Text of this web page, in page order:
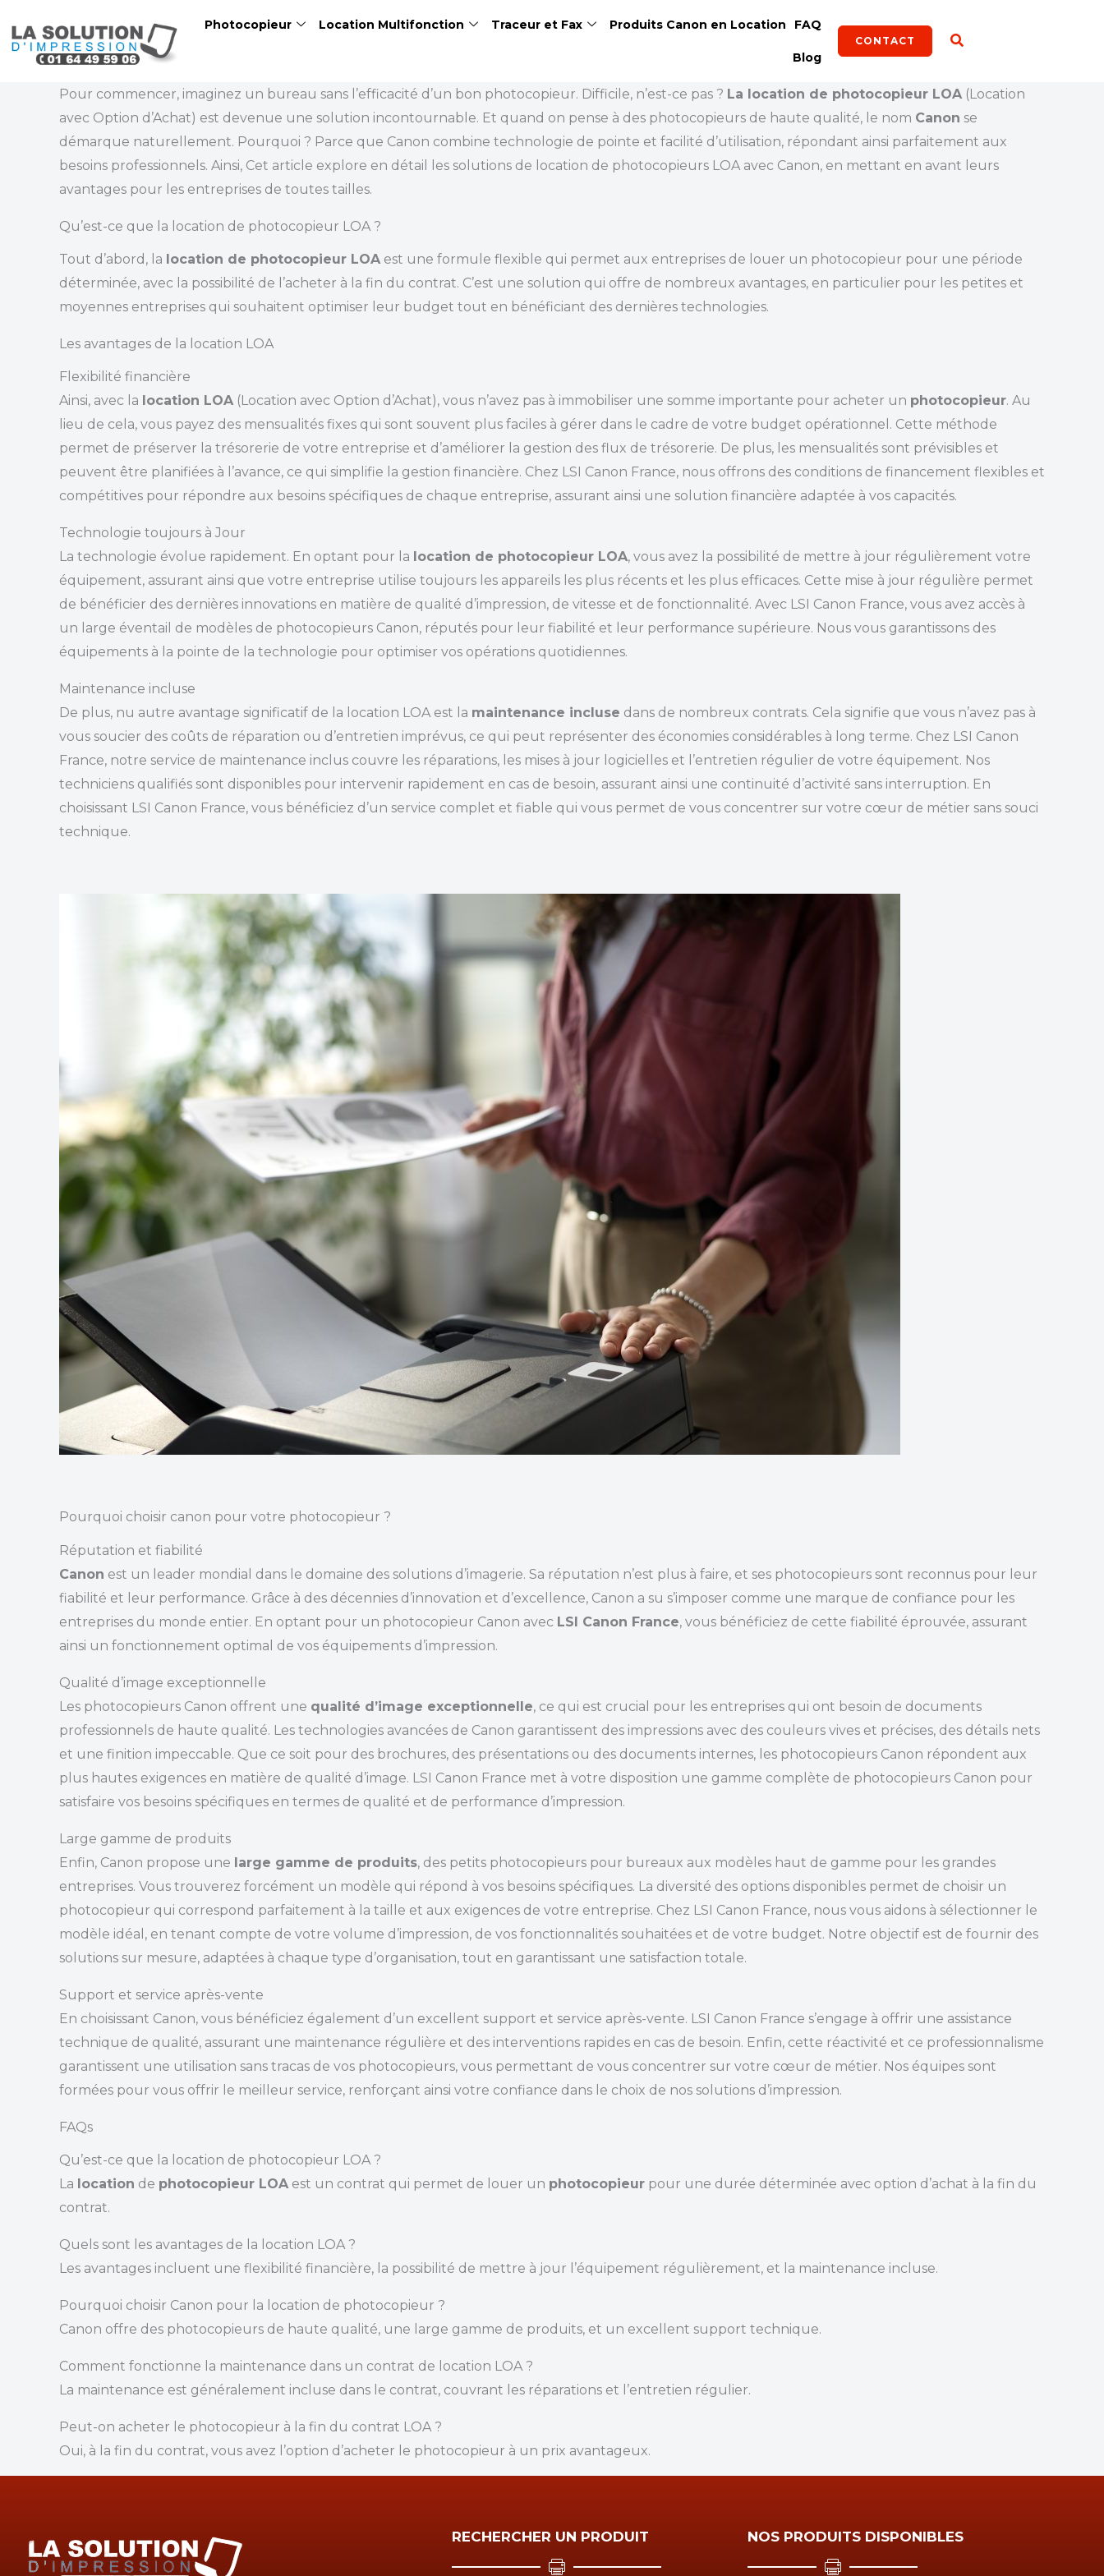
to
content
Photocopieur Location Multifonction Traceur et Fax Produits Canon en Location FAQ
Blog
CONTACT
Pour commencer, imaginez un bureau sans l’efficacité d’un bon photocopieur. Difficile, n’est-ce pas ? La location de photocopieur LOA(Location
avec Option d’Achat) est devenue une solution incontournable. Et quand on pense à des photocopieurs de haute qualité, le nom Canon se
démarque naturellement. Pourquoi ? Parce que Canon combine technologie de pointe et facilité d’utilisation, répondant ainsi parfaitement aux
besoins professionnels. Ainsi, Cet article explore en détail les solutions de location de photocopieurs LOA avec Canon, en mettant en avant leurs
avantages pour les entreprises de toutes tailles.
Qu’est-ce que la location de photocopieur LOA ?
Tout d’abord, la location de photocopieur LOAest une formule flexible qui permet aux entreprises de louer un photocopieur pour une période
déterminée, avec la possibilité de l’acheter à la fin du contrat. C’est une solution qui offre de nombreux avantages, en particulier pour les petites et
moyennes entreprises qui souhaitent optimiser leur budget tout en bénéficiant des dernières technologies.
Les avantages de la location LOA
Flexibilité financière
Ainsi, avec la location LOA(Location avec Option d’Achat), vous n’avez pas à immobiliser une somme importante pour acheter un photocopieur. Au
lieu de cela, vous payez des mensualités fixes qui sont souvent plus faciles à gérer dans le cadre de votre budget opérationnel. Cette méthode
permet de préserver la trésorerie de votre entreprise et d’améliorer la gestion des flux de trésorerie. De plus, les mensualités sont prévisibles et
peuvent être planifiées à l’avance, ce qui simplifie la gestion financière. Chez LSI Canon France, nous offrons des conditions de financement flexibles et
compétitives pour répondre aux besoins spécifiques de chaque entreprise, assurant ainsi une solution financière adaptée à vos capacités.
Technologie toujours à Jour
La technologie évolue rapidement. En optant pour la location de photocopieur LOA, vous avez la possibilité de mettre à jour régulièrement votre
équipement, assurant ainsi que votre entreprise utilise toujours les appareils les plus récents et les plus efficaces. Cette mise à jour régulière permet
de bénéficier des dernières innovations en matière de qualité d’impression, de vitesse et de fonctionnalité. Avec LSI Canon France, vous avez accès à
un large éventail de modèles de photocopieurs Canon, réputés pour leur fiabilité et leur performance supérieure. Nous vous garantissons des
équipements à la pointe de la technologie pour optimiser vos opérations quotidiennes.
Maintenance incluse
De plus, nu autre avantage significatif de la location LOA est la maintenance incluse dans de nombreux contrats. Cela signifie que vous n’avez pas à
vous soucier des coûts de réparation ou d’entretien imprévus, ce qui peut représenter des économies considérables à long terme. Chez LSI Canon
France, notre service de maintenance inclus couvre les réparations, les mises à jour logicielles et l’entretien régulier de votre équipement. Nos
techniciens qualifiés sont disponibles pour intervenir rapidement en cas de besoin, assurant ainsi une continuité d’activité sans interruption. En
choisissant LSI Canon France, vous bénéficiez d’un service complet et fiable qui vous permet de vous concentrer sur votre cœur de métier sans souci
technique.
Pourquoi choisir canon pour votre photocopieur ?
Réputation et fiabilité
Canon est un leader mondial dans le domaine des solutions d’imagerie. Sa réputation n’est plus à faire, et ses photocopieurs sont reconnus pour leur
fiabilité et leur performance. Grâce à des décennies d’innovation et d’excellence, Canon a su s’imposer comme une marque de confiance pour les
entreprises du monde entier. En optant pour un photocopieur Canon avec LSI Canon France, vous bénéficiez de cette fiabilité éprouvée, assurant
ainsi un fonctionnement optimal de vos équipements d’impression.
Qualité d’image exceptionnelle
Les photocopieurs Canon offrent une qualité d’image exceptionnelle, ce qui est crucial pour les entreprises qui ont besoin de documents
professionnels de haute qualité. Les technologies avancées de Canon garantissent des impressions avec des couleurs vives et précises, des détails nets
et une finition impeccable. Que ce soit pour des brochures, des présentations ou des documents internes, les photocopieurs Canon répondent aux
plus hautes exigences en matière de qualité d’image. LSI Canon France met à votre disposition une gamme complète de photocopieurs Canon pour
satisfaire vos besoins spécifiques en termes de qualité et de performance d’impression.
Large gamme de produits
Enfin, Canon propose une large gamme de produits, des petits photocopieurs pour bureaux aux modèles haut de gamme pour les grandes
entreprises. Vous trouverez forcément un modèle qui répond à vos besoins spécifiques. La diversité des options disponibles permet de choisir un
photocopieur qui correspond parfaitement à la taille et aux exigences de votre entreprise. Chez LSI Canon France, nous vous aidons à sélectionner le
modèle idéal, en tenant compte de votre volume d’impression, de vos fonctionnalités souhaitées et de votre budget. Notre objectif est de fournir des
solutions sur mesure, adaptées à chaque type d’organisation, tout en garantissant une satisfaction totale.
Support et service après-vente
En choisissant Canon, vous bénéficiez également d’un excellent support et service après-vente. LSI Canon France s’engage à offrir une assistance
technique de qualité, assurant une maintenance régulière et des interventions rapides en cas de besoin. Enfin, cette réactivité et ce professionnalisme
garantissent une utilisation sans tracas de vos photocopieurs, vous permettant de vous concentrer sur votre cœur de métier. Nos équipes sont
formées pour vous offrir le meilleur service, renforçant ainsi votre confiance dans le choix de nos solutions d’impression.
FAQs
Qu’est-ce que la location de photocopieur LOA ?
La location de photocopieur LOA est un contrat qui permet de louer un photocopieur pour une durée déterminée avec option d’achat à la fin du
contrat.
Quels sont les avantages de la location LOA ?
Les avantages incluent une flexibilité financière, la possibilité de mettre à jour l’équipement régulièrement, et la maintenance incluse.
Pourquoi choisir Canon pour la location de photocopieur ?
Canon offre des photocopieurs de haute qualité, une large gamme de produits, et un excellent support technique.
Comment fonctionne la maintenance dans un contrat de location LOA ?
La maintenance est généralement incluse dans le contrat, couvrant les réparations et l’entretien régulier.
Peut-on acheter le photocopieur à la fin du contrat LOA ?
Oui, à la fin du contrat, vous avez l’option d’acheter le photocopieur à un prix avantageux.
RECHERCHER UN PRODUIT NOS PRODUITS DISPONIBLES